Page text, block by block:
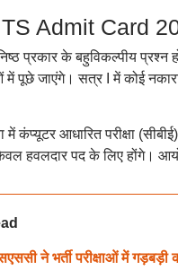
Admit Card
प्रकार के बहुविकल्पीय
में पूछे जाएंगे। सत्र I में कोई
कंप्यूटर आधारित परीक्षा
हवलदार पद के लिए होंगे।
ने भर्ती परीक्षाओं में गड़बड़ी